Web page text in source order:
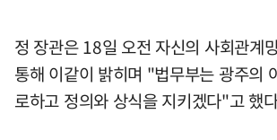
정 장관은 18일 오전 자신의 사회관계
통해 이같이 밝히며 "법무부는 광주의
로하고 정의와 상식을 지키겠다"고 했